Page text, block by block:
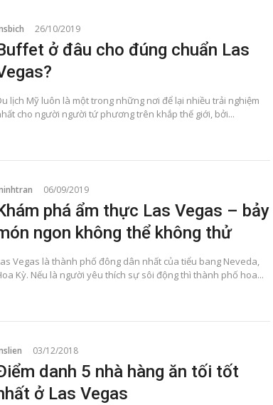
26/10/2019
ở đâu cho đúng chuẩn Las
lịch Mỹ luôn là một trong những nơi để lại nhiều trải nghiệm
cho người người tứ phương trên khắp thế giới, bởi...
06/09/2019
phá ẩm thực Las Vegas – bảy
ngon không thể không thử
Vegas là thành phố đông dân nhất của tiểu bang Neveda,
Kỳ. Nếu là người yêu thích sự sôi động thì thành phố hoa...
03/12/2018
danh 5 nhà hàng ăn tối tốt
ở Las Vegas